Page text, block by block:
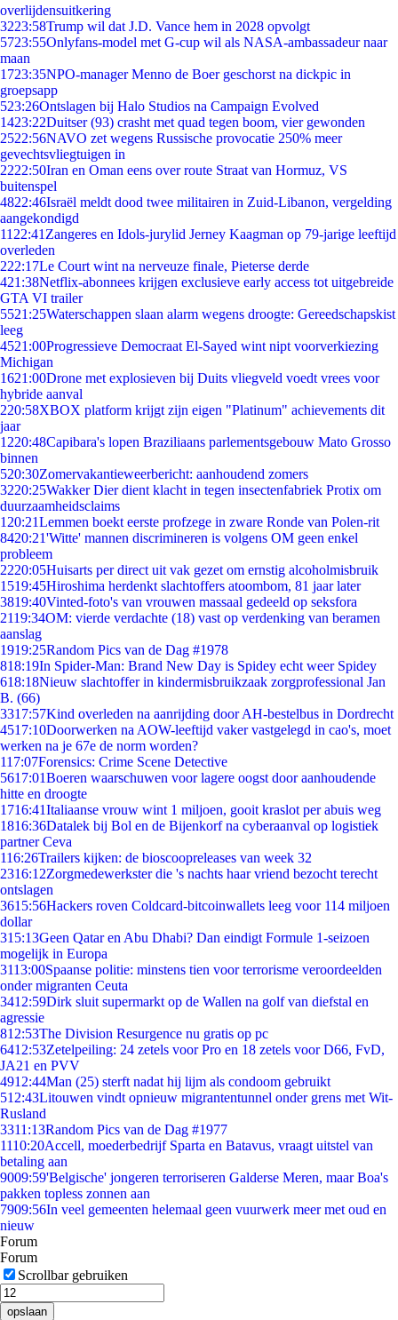
overlijdensuitkering
3223:58Trump wil dat J.D. Vance hem in 2028 opvolgt
5723:55Onlyfans-model met G-cup wil als NASA-ambassadeur naar
maan
1723:35NPO-manager Menno de Boer geschorst na dickpic in
groepsapp
523:26Ontslagen bij Halo Studios na Campaign Evolved
1423:22Duitser (93) crasht met quad tegen boom, vier gewonden
2522:56NAVO zet wegens Russische provocatie 250% meer
gevechtsvliegtuigen in
2222:50Iran en Oman eens over route Straat van Hormuz, VS
buitenspel
4822:46Israël meldt dood twee militairen in Zuid-Libanon, vergelding
aangekondigd
11 22:41 Zangeres en Idols-jurylid Jerney Kaagman op 79-jarige leeftijd
overleden
222:17Le Court wint na nerveuze finale, Pieterse derde
421:38Netflix-abonnees krijgen exclusieve early access tot uitgebreide
GTA VI trailer
5521:25Waterschappen slaan alarm wegens droogte: Gereedschapskist
leeg
4521:00Progressieve Democraat El-Sayed wint nipt voorverkiezing
Michigan
1621:00Drone met explosieven bij Duits vliegveld voedt vrees voor
hybride aanval
220:58XBOX platform krijgt zijn eigen "Platinum" achievements dit
jaar
1220:48Capibara's lopen Braziliaans parlementsgebouw Mato Grosso
binnen
520:30Zomervakantieweerbericht: aanhoudend zomers
3220:25Wakker Dier dient klacht in tegen insectenfabriek Protix om
duurzaamheidsclaims
1 20:21Lemmen boekt eerste profzege in zware Ronde van Polen-rit
8420:21'Witte' mannen discrimineren is volgens OM geen enkel
probleem
2220:05Huisarts per direct uit vak gezet om ernstig alcoholmisbruik
1519:45Hiroshima herdenkt slachtoffers atoombom, 81 jaar later
3819:40Vinted-foto's van vrouwen massaal gedeeld op seksfora
2119:34OM: vierde verdachte (18) vast op verdenking van beramen
aanslag
1919:25Random Pics van de Dag #1978
818:19In Spider-Man: Brand New Day is Spidey echt weer Spidey
618:18Nieuw slachtoffer in kindermisbruikzaak zorgprofessional Jan
B. (66)
3317:57Kind overleden na aanrijding door AH-bestelbus in Dordrecht
4517:10Doorwerken na AOW-leeftijd vaker vastgelegd in cao's, moet
werken na je 67e de norm worden?
117:07Forensics: Crime Scene Detective
5617:01Boeren waarschuwen voor lagere oogst door aanhoudende
hitte en droogte
1716:41Italiaanse vrouw wint 1 miljoen, gooit kraslot per abuis weg
1816:36Datalek bij Bol en de Bijenkorf na cyberaanval op logistiek
partner Ceva
116:26Trailers kijken: de bioscoopreleases van week 32
2316:12Zorgmedewerkster die 's nachts haar vriend bezocht terecht
ontslagen
3615:56Hackers roven Coldcard-bitcoinwallets leeg voor 114 miljoen
dollar
315:13Geen Qatar en Abu Dhabi? Dan eindigt Formule 1-seizoen
mogelijk in Europa
3113:00Spaanse politie: minstens tien voor terrorisme veroordeelden
onder migranten Ceuta
3412:59Dirk sluit supermarkt op de Wallen na golf van diefstal en
agressie
812:53The Division Resurgence nu gratis op pc
6412:53Zetelpeiling: 24 zetels voor Pro en 18 zetels voor D66, FvD,
JA21 en PVV
4912:44Man (25) sterft nadat hij lijm als condoom gebruikt
512:43Litouwen vindt opnieuw migrantentunnel onder grens met Wit-
Rusland
3311:13Random Pics van de Dag #1977
1110:20Accell, moederbedrijf Sparta en Batavus, vraagt uitstel van
betaling aan
9009:59'Belgische' jongeren terroriseren Galderse Meren, maar Boa's
pakken topless zonnen aan
7909:56In veel gemeenten helemaal geen vuurwerk meer met oud en
nieuw
Forum
Forum
Scrollbar gebruiken
opslaan